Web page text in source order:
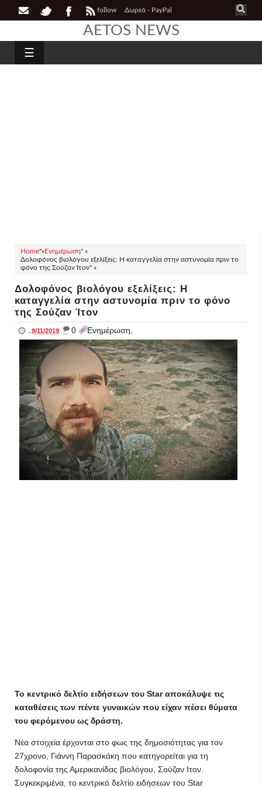
follow Δωρεά - PayPal
AETOS NEWS
☰
Home"»Ενημέρωση" »
Δολοφόνος βιολόγου εξελίξεις: Η καταγγελία στην αστυνομία πριν το
φόνο της Σούζαν Ίτον" »
Δολοφόνος βιολόγου εξελίξεις: Η
καταγγελία στην αστυνομία πριν το φόνο
της Σούζαν Ίτον
..9/11/2019 _ 0 Ενημέρωση,
Το κεντρικό δελτίο ειδήσεων του Star αποκάλυψε τις
καταθέσεις των πέντε γυναικών που είχαν πέσει θύματα
του φερόμενου ως δράστη.
Νέα στοιχεία έρχονται στο φως της δημοσιότητας για τον
27χρονο, Γιάννη Παρασκάκη που κατηγορείται για τη
δολοφονία της Αμερικανίδας βιολόγου, Σούζαν Ιτον.
Συγκεκριμένα, το κεντρικό δελτίο ειδήσεων του Star